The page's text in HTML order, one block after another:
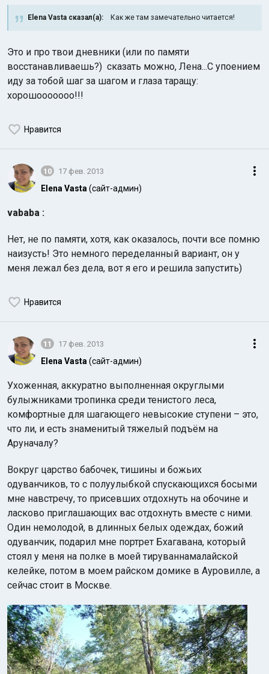
Elena Vasta сказал(а): Как же там замечательно читается!
Это и про твои дневники (или по памяти
восстанавливаешь?) сказать можно, Лена...С упоением
иду за тобой шаг за шагом и глаза таращу:
хорошооооооо!!!
Нравится
10 17 фев. 2013
Elena Vasta(сайт-админ)
vababa :
Нет, не по памяти, хотя, как оказалось, почти все помню
наизусть! Это немного переделанный вариант, он у
меня лежал без дела, вот я его и решила запустить)
Нравится
11 17 фев. 2013
Elena Vasta(сайт-админ)
Ухоженная, аккуратно выполненная округлыми
булыжниками тропинка среди тенистого леса,
комфортные для шагающего невысокие ступени – это,
что ли, и есть знаменитый тяжелый подъём на
Аруначалу?
Вокруг царство бабочек, тишины и божьих
одуванчиков, то с полуулыбкой спускающихся босыми
мне навстречу, то присевших отдохнуть на обочине и
ласково приглашающих вас отдохнуть вместе с ними.
Один немолодой, в длинных белых одеждах, божий
одуванчик, подарил мне портрет Бхагавана, который
стоял у меня на полке в моей тируваннамалайской
келейке, потом в моем райском домике в Ауровилле, а
сейчас стоит в Москве.